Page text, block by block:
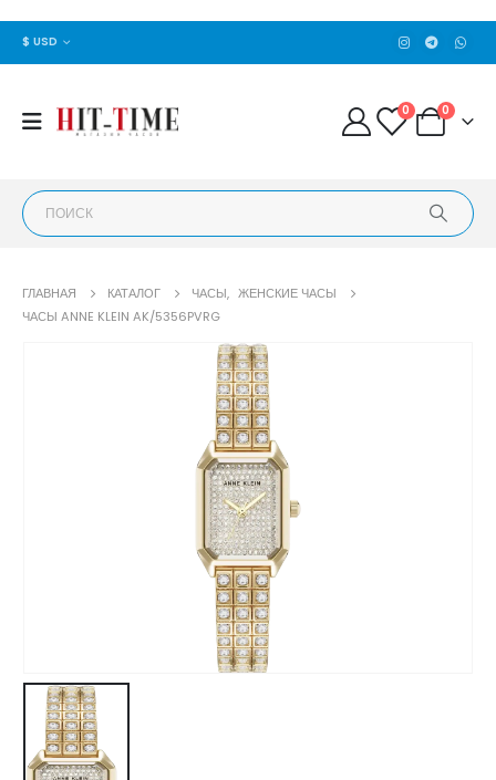
$ USD
0 0
ГЛАВНАЯ КАТАЛОГ ЧАСЫ, ЖЕНСКИЕ ЧАСЫ
ЧАСЫ ANNE KLEIN AK/5356PVRG